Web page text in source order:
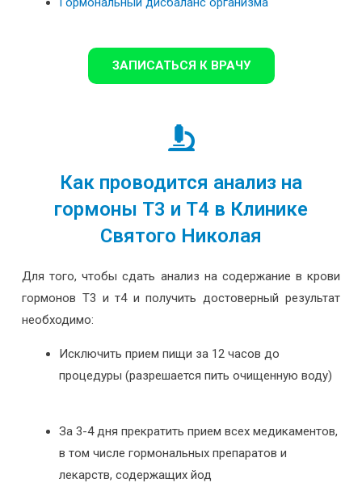
ЗАПИСАТЬСЯ К ВРАЧУ
Как проводится анализ на
гормоны Т3 и Т4 в Клинике
Святого Николая
Для того, чтобы сдать анализ на содержание в крови
гормонов Т3 и т4 и получить достоверный результат
необходимо:
Исключить прием пищи за 12 часов до
процедуры (разрешается пить очищенную воду)
За 3-4 дня прекратить прием всех медикаментов,
в том числе гормональных препаратов и
лекарств, содержащих йод